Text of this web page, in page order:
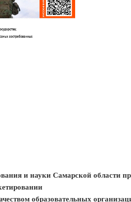
и науки Самарской области
образовательных